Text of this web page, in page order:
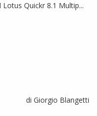
Quickr 8.1 Multip...
di Giorgio Blangetti